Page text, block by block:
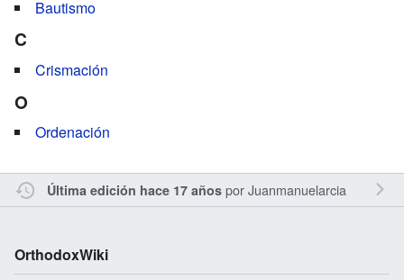
Bautismo
C
Crismación
O
Ordenación
Última edición hace 17 añosporJuanmanuelarcia
OrthodoxWiki